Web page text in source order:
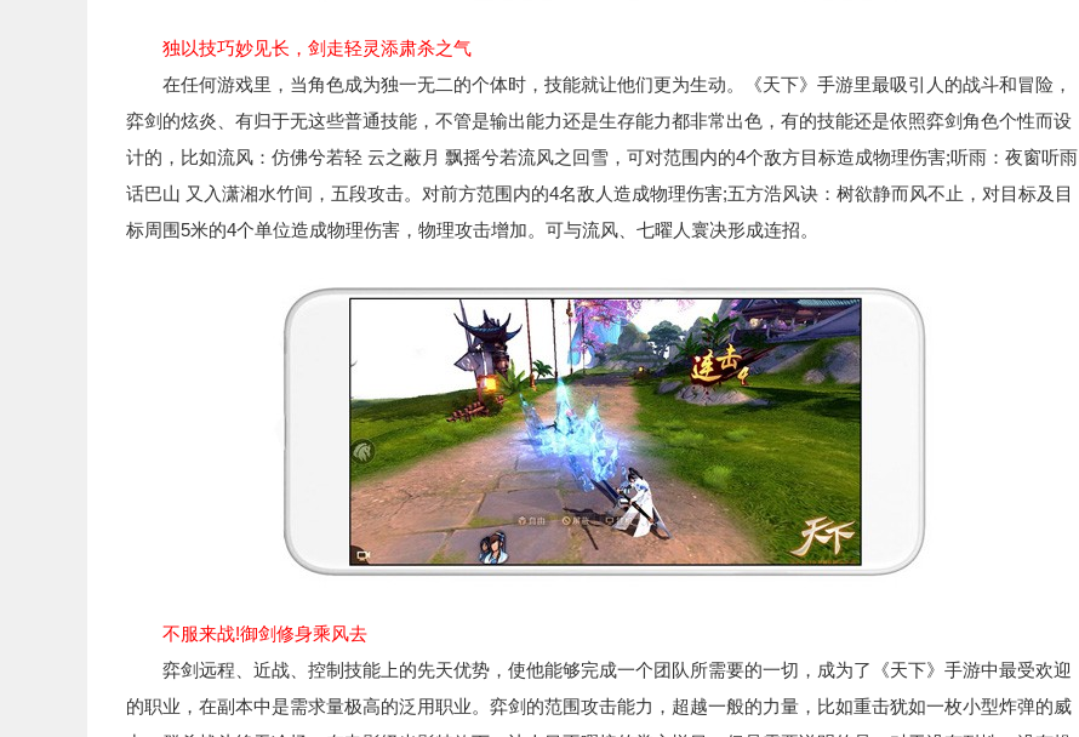
独以技巧妙见长，剑走轻灵添肃杀之气
在任何游戏里，当角色成为独一无二的个体时，技能就让他们更为生动。《天下》手游里最吸引人的战斗和冒险，
弈剑的炫炎、有归于无这些普通技能，不管是输出能力还是生存能力都非常出色，有的技能还是依照弈剑角色个性而设
计的，比如流风：仿佛兮若轻 云之蔽月 飘摇兮若流风之回雪，可对范围内的4个敌方目标造成物理伤害;听雨：夜窗听雨
话巴山 又入潇湘水竹间，五段攻击。对前方范围内的4名敌人造成物理伤害;五方浩风诀：树欲静而风不止，对目标及目
标周围5米的4个单位造成物理伤害，物理攻击增加。可与流风、七曜人寰决形成连招。
不服来战!御剑修身乘风去
弈剑远程、近战、控制技能上的先天优势，使他能够完成一个团队所需要的一切，成为了《天下》手游中最受欢迎
的职业，在副本中是需求量极高的泛用职业。弈剑的范围攻击能力，超越一般的力量，比如重击犹如一枚小型炸弹的威